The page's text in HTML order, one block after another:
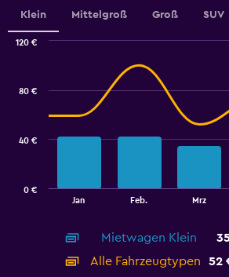
Range:
0
to
Klein Mittelgroß Groß SUV
displaying
categories.
Jan Feb. Mrz
0 €
40 €
80 €
120 €
Mietwagen Klein
Alle Fahrzeugtypen
52